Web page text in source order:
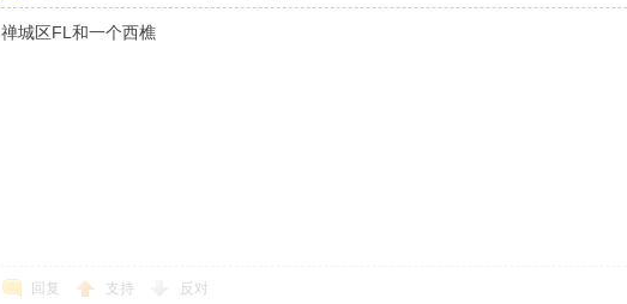
禅城区FL和一个西樵
回复 支持 反对